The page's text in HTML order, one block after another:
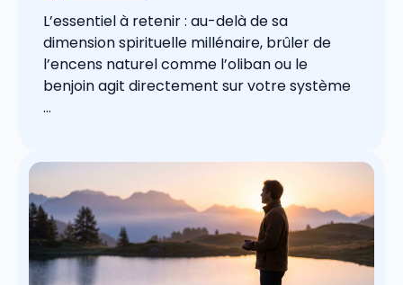
L’essentiel à retenir : au-delà de sa
dimension spirituelle millénaire, brûler de
l’encens naturel comme l’oliban ou le
benjoin agit directement sur votre système
...